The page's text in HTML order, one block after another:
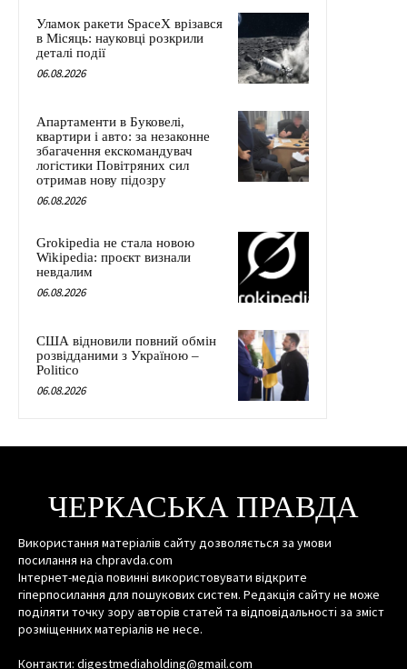
Уламок ракети SpaceX врізався
в Місяць: науковці розкрили
деталі події
06.08.2026
Апартаменти в Буковелі,
квартири і авто: за незаконне
збагачення екскомандувач
логістики Повітряних сил
отримав нову підозру
06.08.2026
Grokipedia не стала новою
Wikipedia: проєкт визнали
невдалим
06.08.2026
США відновили повний обмін
розвідданими з Україною –
Politico
06.08.2026
ЧЕРКАСЬКА ПРАВДА
Використання матеріалів сайту дозволяється за умови
посилання на chpravda.com
Інтернет-медіа повинні використовувати відкрите
гіперпосилання для пошукових систем. Редакція сайту не може
поділяти точку зору авторів статей та відповідальності за зміст
розміщенних матеріалів не несе.
Контакти: digestmediaholding@gmail.com